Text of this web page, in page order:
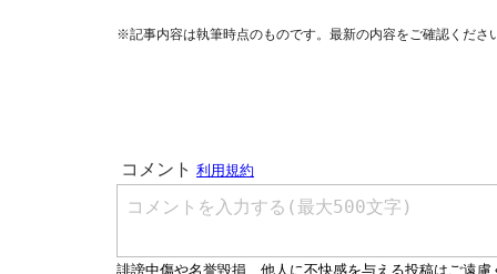
※記事内容は執筆時点のものです。最新の内容をご確認くださ